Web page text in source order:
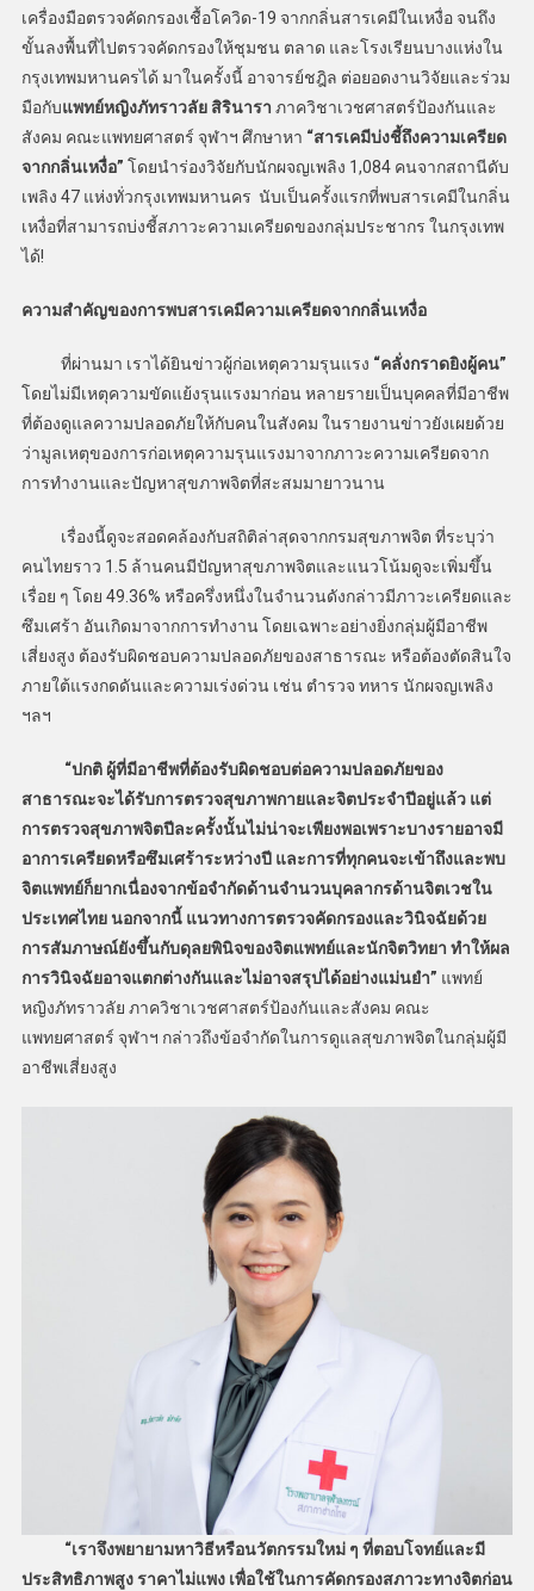
เครื่องมือตรวจคัดกรองเชื้อโควิด-19 จากกลิ่นสารเคมีในเหงื่อ จนถึง
ขั้นลงพื้นที่ไปตรวจคัดกรองให้ชุมชน ตลาด และโรงเรียนบางแห่งใน
กรุงเทพมหานครได้ มาในครั้งนี้ อาจารย์ชฎิล ต่อยอดงานวิจัยและร่วม
มือกับแพทย์หญิงภัทราวลัย สิรินารา ภาควิชาเวชศาสตร์ป้องกันและ
สังคม คณะแพทยศาสตร์ จุฬาฯ ศึกษาหา “สารเคมีบ่งชี้ถึงความเครียด
จากกลิ่นเหงื่อ” โดยนำร่องวิจัยกับนักผจญเพลิง 1,084 คนจากสถานีดับ
เพลิง 47 แห่งทั่วกรุงเทพมหานคร นับเป็นครั้งแรกที่พบสารเคมีในกลิ่น
เหงื่อที่สามารถบ่งชี้สภาวะความเครียดของกลุ่มประชากร ในกรุงเทพ
ได้!
ความสำคัญของการพบสารเคมีความเครียดจากกลิ่นเหงื่อ
ที่ผ่านมา เราได้ยินข่าวผู้ก่อเหตุความรุนแรง “คลั่งกราดยิงผู้คน”
โดยไม่มีเหตุความขัดแย้งรุนแรงมาก่อน หลายรายเป็นบุคคลที่มีอาชีพ
ที่ต้องดูแลความปลอดภัยให้กับคนในสังคม ในรายงานข่าวยังเผยด้วย
ว่ามูลเหตุของการก่อเหตุความรุนแรงมาจากภาวะความเครียดจาก
การทำงานและปัญหาสุขภาพจิตที่สะสมมายาวนาน
เรื่องนี้ดูจะสอดคล้องกับสถิติล่าสุดจากกรมสุขภาพจิต ที่ระบุว่า
คนไทยราว 1.5 ล้านคนมีปัญหาสุขภาพจิตและแนวโน้มดูจะเพิ่มขึ้น
เรื่อย ๆ โดย 49.36% หรือครึ่งหนึ่งในจำนวนดังกล่าวมีภาวะเครียดและ
ซึมเศร้า อันเกิดมาจากการทำงาน โดยเฉพาะอย่างยิ่งกลุ่มผู้มีอาชีพ
เสี่ยงสูง ต้องรับผิดชอบความปลอดภัยของสาธารณะ หรือต้องตัดสินใจ
ภายใต้แรงกดดันและความเร่งด่วน เช่น ตำรวจ ทหาร นักผจญเพลิง
ฯลฯ
“ปกติ ผู้ที่มีอาชีพที่ต้องรับผิดชอบต่อความปลอดภัยของ
สาธารณะจะได้รับการตรวจสุขภาพกายและจิตประจำปีอยู่แล้ว แต่
การตรวจสุขภาพจิตปีละครั้งนั้นไม่น่าจะเพียงพอเพราะบางรายอาจมี
อาการเครียดหรือซึมเศร้าระหว่างปี และการที่ทุกคนจะเข้าถึงและพบ
จิตแพทย์ก็ยากเนื่องจากข้อจำกัดด้านจำนวนบุคลากรด้านจิตเวชใน
ประเทศไทย นอกจากนี้ แนวทางการตรวจคัดกรองและวินิจฉัยด้วย
การสัมภาษณ์ยังขึ้นกับดุลยพินิจของจิตแพทย์และนักจิตวิทยา ทำให้ผล
การวินิจฉัยอาจแตกต่างกันและไม่อาจสรุปได้อย่างแม่นยำ” แพทย์
หญิงภัทราวลัย ภาควิชาเวชศาสตร์ป้องกันและสังคม คณะ
แพทยศาสตร์ จุฬาฯ กล่าวถึงข้อจำกัดในการดูแลสุขภาพจิตในกลุ่มผู้มี
อาชีพเสี่ยงสูง
“เราจึงพยายามหาวิธีหรือนวัตกรรมใหม่ ๆ ที่ตอบโจทย์และมี
ประสิทธิภาพสูง ราคาไม่แพง เพื่อใช้ในการคัดกรองสภาวะทางจิตก่อน